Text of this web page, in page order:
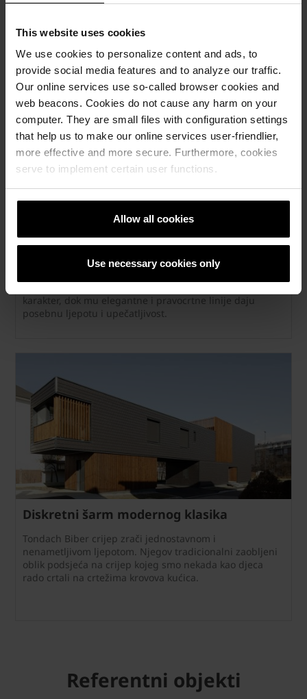
This website uses cookies
We use cookies to personalize content and ads, to
provide social media features and to analyze our traffic.
Our online services use so-called browser cookies and
web beacons. Cookies do not cause any harm on your
computer. They are small files with configuration settings
that help us to make our online services user-friendlier,
more effective and more secure. Furthermore, cookies
serve to implement certain user functions.
Allow all cookies
Use necessary cookies only
diskretnog šarma
karakter, dok mu elegantne i pravocrtne linije daju
posebnu ljepotu i upečatljivost.
Diskretni šarm modernog klasika
Tondach Biber crijep zrači jednostavnom i
nenametljivom ljepotom. Njegov tradicionalni zaobljeni
oblik podsjeća na crijep kojeg smo nekada kao djeca
rado crtali na crtežima krovova kućica.
Referentni objekti